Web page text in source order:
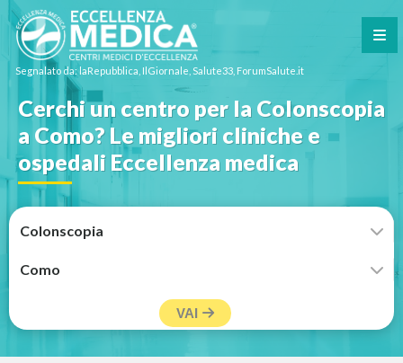
Segnalato da: laRepubblica, IlGiornale, Salute33, ForumSalute.it
Cerchi un centro per la Colonscopia
a Como? Le migliori cliniche e
ospedali Eccellenza medica
VAI